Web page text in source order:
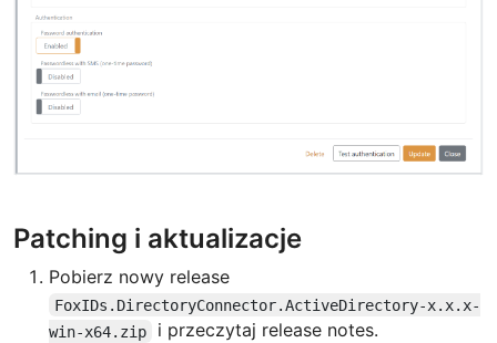
Patching i aktualizacje
Pobierz nowy release
FoxIDs.DirectoryConnector.ActiveDirectory-x.x.x-
win-x64.zip
i przeczytaj release notes.